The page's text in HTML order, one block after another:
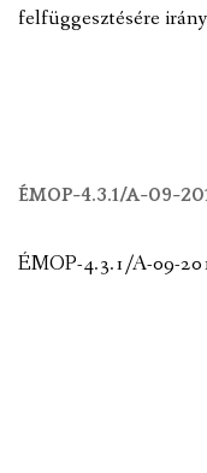
felfüggesztésére
ÉMOP-4.3.1/A-09-
ÉMOP-4.3.1/A-09-